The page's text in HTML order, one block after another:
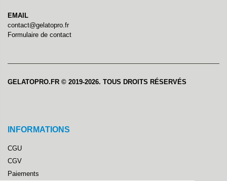
EMAIL
contact@gelatopro.fr
Formulaire de contact
GELATOPRO.FR © 2019-2026. TOUS DROITS RÉSERVÉS
INFORMATIONS
CGU
CGV
Paiements